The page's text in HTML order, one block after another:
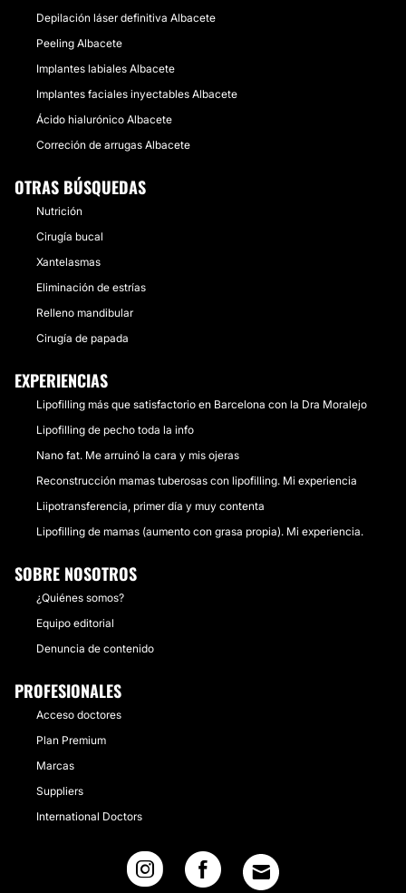
Depilación láser definitiva Albacete
Peeling Albacete
Implantes labiales Albacete
Implantes faciales inyectables Albacete
Ácido hialurónico Albacete
Correción de arrugas Albacete
OTRAS BÚSQUEDAS
Nutrición
Cirugía bucal
Xantelasmas
Eliminación de estrías
Relleno mandibular
Cirugía de papada
EXPERIENCIAS
Lipofilling más que satisfactorio en Barcelona con la Dra Moralejo
Lipofilling de pecho toda la info
Nano fat. Me arruinó la cara y mis ojeras
Reconstrucción mamas tuberosas con lipofilling. Mi experiencia
Liipotransferencia, primer día y muy contenta
Lipofilling de mamas (aumento con grasa propia). Mi experiencia.
SOBRE NOSOTROS
¿Quiénes somos?
Equipo editorial
Denuncia de contenido
PROFESIONALES
Acceso doctores
Plan Premium
Marcas
Suppliers
International Doctors